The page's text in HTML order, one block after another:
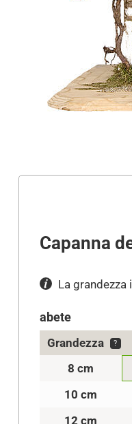
Capanna
La grandezza
abete
Grandezza ?
8 cm
10 cm
12 cm